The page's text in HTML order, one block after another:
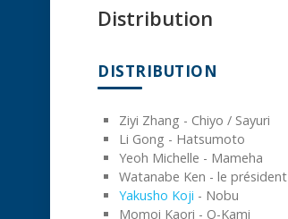
Distribution
DISTRIBUTION
Ziyi Zhang - Chiyo / Sayuri
Li Gong - Hatsumoto
Yeoh Michelle - Mameha
Watanabe Ken - le président
Yakusho Koji - Nobu
Momoi Kaori - O-Kami